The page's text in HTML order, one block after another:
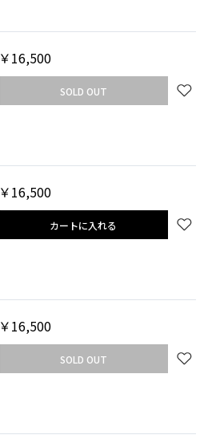
￥16,500
SOLD OUT
￥16,500
カートに入れる
￥16,500
SOLD OUT